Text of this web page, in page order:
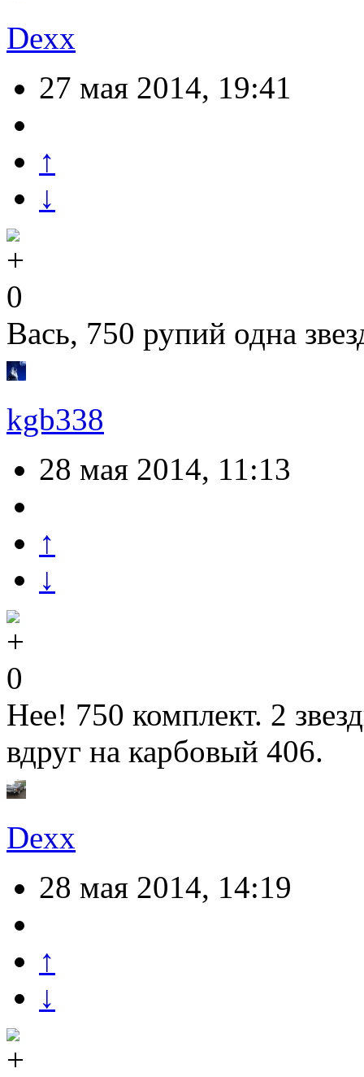
Dexx
27 мая 2014, 19:41
↑
↓
0
Вась, 750 рупий одна
kgb338
28 мая 2014, 11:13
↑
↓
0
Нее! 750 комплект. 2
вдруг на карбовый 406.
Dexx
28 мая 2014, 14:19
↑
↓